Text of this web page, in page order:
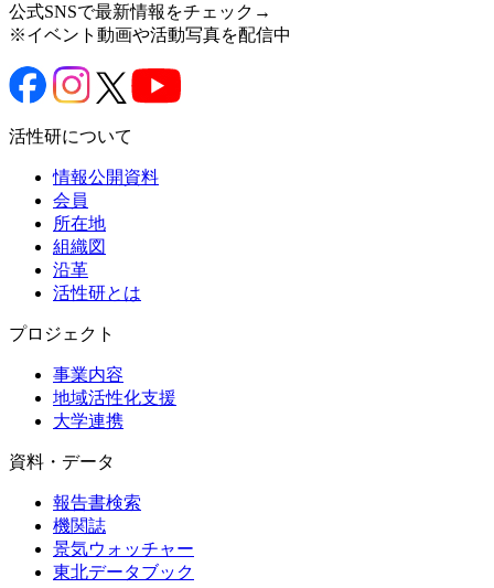
公式SNSで最新情報をチェック→
※イベント動画や活動写真を配信中
活性研について
情報公開資料
会員
所在地
組織図
沿革
活性研とは
プロジェクト
事業内容
地域活性化支援
大学連携
資料・データ
報告書検索
機関誌
景気ウォッチャー
東北データブック